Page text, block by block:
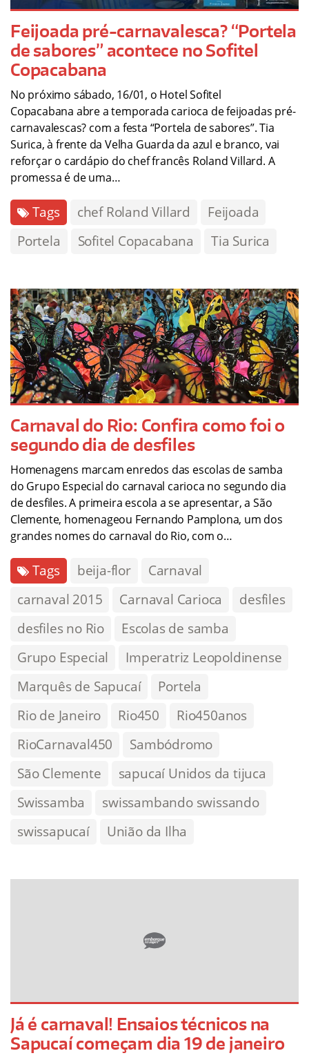
Feijoada pré-carnavalesca? “Portela
de sabores” acontece no Sofitel
Copacabana
No próximo sábado, 16/01, o Hotel Sofitel
Copacabana abre a temporada carioca de feijoadas pré-
carnavalescas? com a festa “Portela de sabores”. Tia
Surica, à frente da Velha Guarda da azul e branco, vai
reforçar o cardápio do chef francês Roland Villard. A
promessa é de uma…
Tags chef Roland Villard
Feijoada
Portela
Sofitel Copacabana Tia Surica
Carnaval do Rio: Confira como foi o
segundo dia de desfiles
Homenagens marcam enredos das escolas de samba
do Grupo Especial do carnaval carioca no segundo dia
de desfiles. A primeira escola a se apresentar, a São
Clemente, homenageou Fernando Pamplona, um dos
grandes nomes do carnaval do Rio, com o…
Tags beija-flor
Carnaval
carnaval 2015
Carnaval Carioca
desfiles
desfiles no Rio
Escolas de samba
Grupo Especial
Imperatriz Leopoldinense
Marquês de Sapucaí
Portela
Rio de Janeiro
Rio450
Rio450anos
RioCarnaval450
Sambódromo
São Clemente
sapucaí Unidos da tijuca
Swissamba
swissambando swissando
swissapucaí
União da Ilha
Já é carnaval! Ensaios técnicos na
Sapucaí começam dia 19 de janeiro